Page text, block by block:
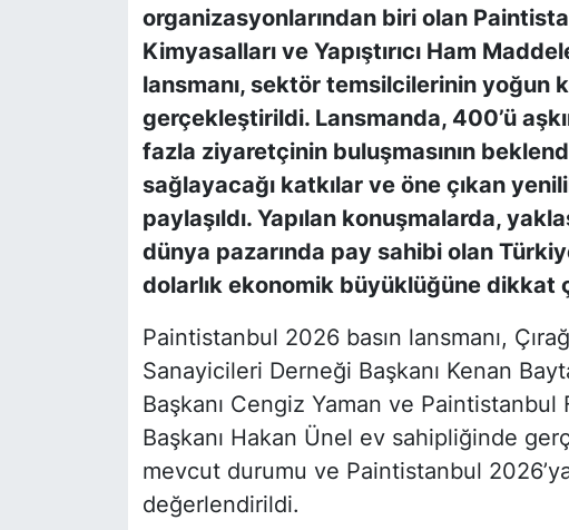
organizasyonlarından biri olan
Kimyasalları ve Yapıştırıcı Ham
lansmanı, sektör temsilcilerinin yoğun
gerçekleştirildi. Lansmanda, 400’ü
fazla ziyaretçinin buluşmasının
sağlayacağı katkılar ve öne çıkan
paylaşıldı. Yapılan konuşmalarda,
dünya pazarında pay sahibi olan
dolarlık ekonomik büyüklüğüne dikkat
Paintistanbul 2026 basın lansmanı,
Sanayicileri Derneği Başkanı Kenan
Başkanı Cengiz Yaman ve Paintistanbul
Başkanı Hakan Ünel ev sahipliğinde
mevcut durumu ve Paintistanbul
değerlendirildi.